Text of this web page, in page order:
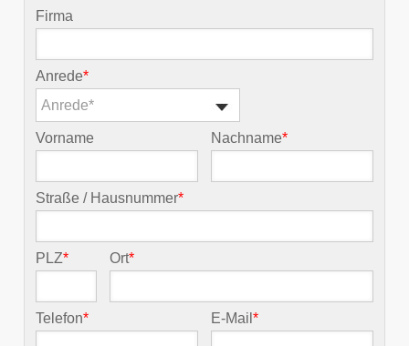
Firma
Anrede*
Anrede*
Vorname Nachname*
Straße / Hausnummer*
PLZ* Ort*
Telefon* E-Mail*